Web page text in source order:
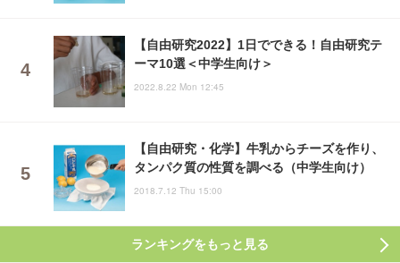
【自由研究2022】1日でできる！自由研究テ
ーマ10選＜中学生向け＞
2022.8.22 Mon 12:45
【自由研究・化学】牛乳からチーズを作り、
タンパク質の性質を調べる（中学生向け）
2018.7.12 Thu 15:00
ランキングをもっと見る